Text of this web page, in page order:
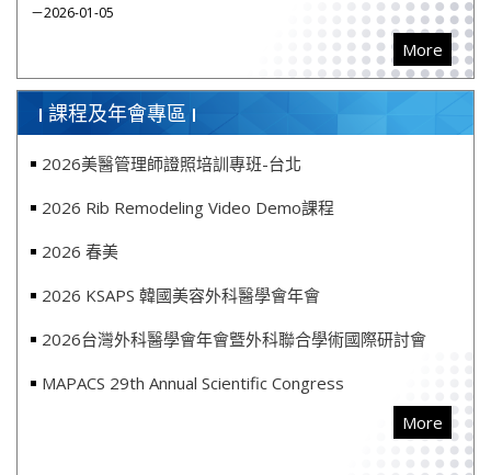
－2026-01-05
More
課程及年會專區
2026美醫管理師證照培訓專班-台北
2026 Rib Remodeling Video Demo課程
2026 春美
2026 KSAPS 韓國美容外科醫學會年會
2026台灣外科醫學會年會曁外科聯合學術國際研討會
MAPACS 29th Annual Scientific Congress
More